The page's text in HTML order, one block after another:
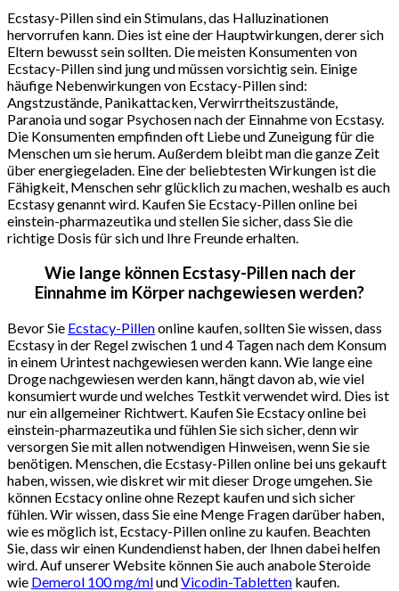
Ecstasy-Pillen sind ein Stimulans, das Halluzinationen
hervorrufen kann. Dies ist eine der Hauptwirkungen, derer sich
Eltern bewusst sein sollten. Die meisten Konsumenten von
Ecstacy-Pillen sind jung und müssen vorsichtig sein. Einige
häufige Nebenwirkungen von Ecstacy-Pillen sind:
Angstzustände, Panikattacken, Verwirrtheitszustände,
Paranoia und sogar Psychosen nach der Einnahme von Ecstasy.
Die Konsumenten empfinden oft Liebe und Zuneigung für die
Menschen um sie herum. Außerdem bleibt man die ganze Zeit
über energiegeladen. Eine der beliebtesten Wirkungen ist die
Fähigkeit, Menschen sehr glücklich zu machen, weshalb es auch
Ecstasy genannt wird. Kaufen Sie Ecstacy-Pillen online bei
einstein-pharmazeutika und stellen Sie sicher, dass Sie die
richtige Dosis für sich und Ihre Freunde erhalten.
Wie lange können Ecstasy-Pillen nach der
Einnahme im Körper nachgewiesen werden?
Bevor Sie Ecstacy-Pillenonline kaufen, sollten Sie wissen, dass
Ecstasy in der Regel zwischen 1 und 4 Tagen nach dem Konsum
in einem Urintest nachgewiesen werden kann. Wie lange eine
Droge nachgewiesen werden kann, hängt davon ab, wie viel
konsumiert wurde und welches Testkit verwendet wird. Dies ist
nur ein allgemeiner Richtwert. Kaufen Sie Ecstacy online bei
einstein-pharmazeutika und fühlen Sie sich sicher, denn wir
versorgen Sie mit allen notwendigen Hinweisen, wenn Sie sie
benötigen. Menschen, die Ecstasy-Pillen online bei uns gekauft
haben, wissen, wie diskret wir mit dieser Droge umgehen. Sie
können Ecstacy online ohne Rezept kaufen und sich sicher
fühlen. Wir wissen, dass Sie eine Menge Fragen darüber haben,
wie es möglich ist, Ecstacy-Pillen online zu kaufen. Beachten
Sie, dass wir einen Kundendienst haben, der Ihnen dabei helfen
wird. Auf unserer Website können Sie auch anabole Steroide
wie Demerol 100 mg/mlundVicodin-Tabletten kaufen.